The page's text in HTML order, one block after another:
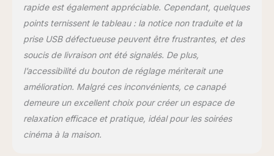
collations; les ports USB
du fauteuil inclinable
recharger pendant la
détente; (Attention : les
ports USB ne sont que
pour les appareils à faible
d'énergie, tels que
iPhone, iPad) Installation
rapide est également appréciable. Cependant, quelques
points ternissent le tableau : la notice non traduite et la
prise USB défectueuse peuvent être frustrantes, et des
soucis de livraison ont été signalés. De plus,
l’accessibilité du bouton de réglage mériterait une
amélioration. Malgré ces inconvénients, ce canapé
demeure un excellent choix pour créer un espace de
relaxation efficace et pratique, idéal pour les soirées
cinéma à la maison.